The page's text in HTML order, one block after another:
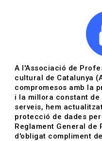
Actualitat |
Data de publicació:
HOME
A l'Associació de
cultural de Catalunya
compromesos amb la
i la millora constant
serveis, hem
protecció de dades
Reglament General de
d'obligat compliment